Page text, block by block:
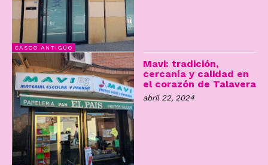
CASCO ANTIGÜO
Mavi: tradición,
cercanía y calidad en
el corazón de Talavera
abril 22, 2024